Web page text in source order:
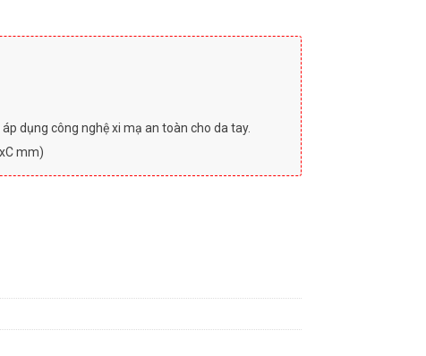
dụng công nghệ xi mạ an toàn cho da tay.
mm)
số lượng